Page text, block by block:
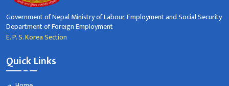
Government of Nepal Ministry of Labour, Employment and Social Security
Department of Foreign Employment
E. P. S. Korea Section
Quick Links